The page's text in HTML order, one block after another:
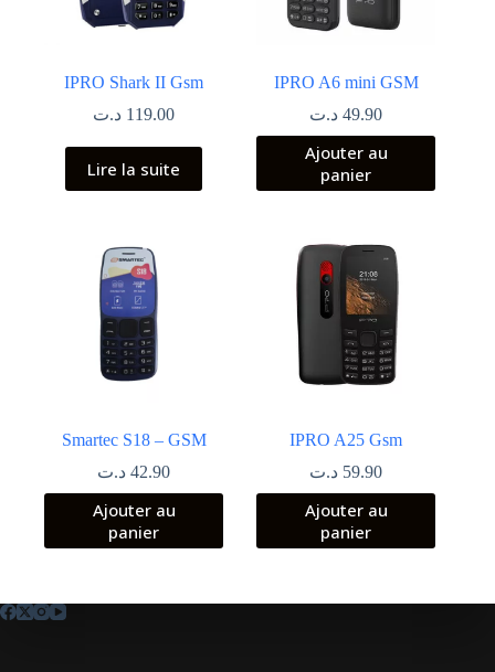
IPRO Shark II Gsm
119.00 د.ت
Lire la suite
IPRO A6 mini GSM
49.90 د.ت
Ajouter au
panier
Smartec S18 – GSM
42.90 د.ت
Ajouter au
panier
IPRO A25 Gsm
59.90 د.ت
Ajouter au
panier